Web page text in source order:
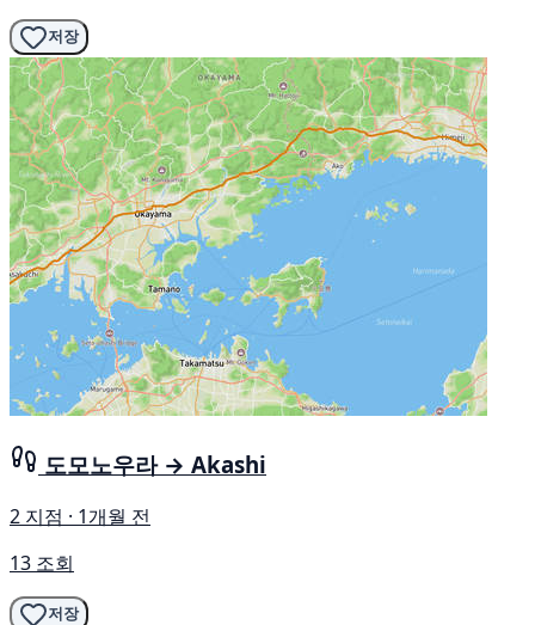
저장
도모노우라 → Akashi
2 지점 · 1개월 전
13 조회
저장